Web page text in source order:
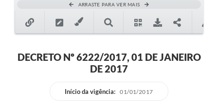
ARRASTE PARA VER MAIS
DECRETO Nº 6222/2017, 01 DE JANEIRO
DE 2017
Início da vigência: 01/01/2017